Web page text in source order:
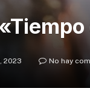
2023 No hay